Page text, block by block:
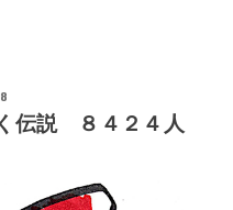
伝説 ８４２４人